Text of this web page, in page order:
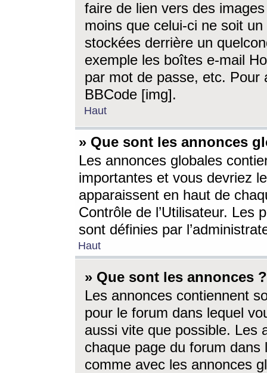
faire de lien vers des
moins que celui-ci ne soit
stockées derrière un
exemple les boîtes e-mail
par mot de passe, etc. Pour
BBCode [img].
Haut
» Que sont les annonces
Les annonces globales
importantes et vous devriez
apparaissent en haut de
Contrôle de l’Utilisateur. Les
sont définies par
Haut
» Que sont les annonces ?
Les annonces contiennent
pour le forum dans lequel
aussi vite que possible. Les
chaque page du forum dans
comme avec les annonces